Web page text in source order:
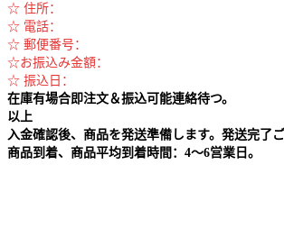
☆ 住所：
☆ 電話：
☆ 郵便番号：
☆お振込み金額：
☆ 振込日：
在庫有場合即注文＆振込可能連絡待つ。
以上
入金確認後、商品を発送準備します。発送完了
商品到着、商品平均到着時間：4～6営業日。